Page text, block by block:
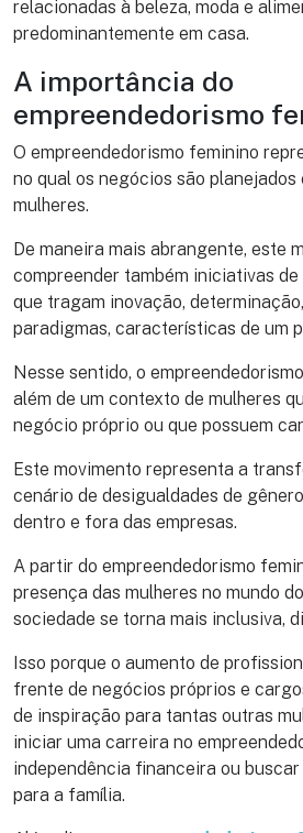
relacionadas à beleza, moda e
predominantemente em casa.
A importância do
empreendedorismo
O empreendedorismo feminino
no qual os negócios são planejados
mulheres.
De maneira mais abrangente, este
compreender também iniciativas de
que tragam inovação,
paradigmas, características de um
Nesse sentido, o
além de um contexto de mulheres
negócio próprio ou que possuem
Este movimento representa a
cenário de desigualdades de
dentro e fora das empresas.
A partir do empreendedorismo
presença das mulheres no mundo
sociedade se torna mais inclusiva,
Isso porque o aumento de
frente de negócios próprios e
de inspiração para tantas outras
iniciar uma carreira no
independência financeira ou
para a família.